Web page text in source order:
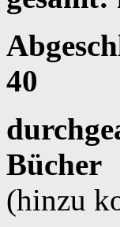
40
Bücher
(hinzu